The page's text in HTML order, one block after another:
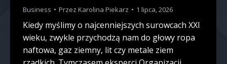
Business Przez Karolina Piekarz 1 lipca, 2026
Kiedy myślimy o najcenniejszych surowcach XXI
wieku, zwykle przychodzą nam do głowy ropa
naftowa, gaz ziemny, lit czy metale ziem